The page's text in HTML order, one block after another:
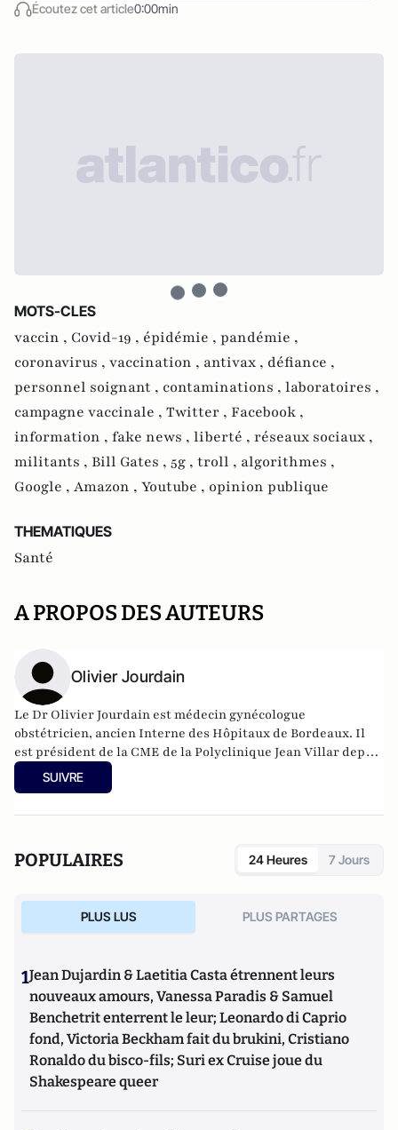
Écoutez cet article0:00min
MOTS-CLES
vaccin , Covid-19 , épidémie , pandémie ,
coronavirus , vaccination , antivax , défiance ,
personnel soignant , contaminations , laboratoires ,
campagne vaccinale , Twitter , Facebook ,
information , fake news , liberté , réseaux sociaux ,
militants , Bill Gates , 5g , troll , algorithmes ,
Google , Amazon , Youtube , opinion publique
THEMATIQUES
Santé
A PROPOS DES AUTEURS
Olivier Jourdain
Le Dr Olivier Jourdain est médecin gynécologue
obstétricien, ancien Interne des Hôpitaux de Bordeaux. Il
est président de la CME de la Polyclinique Jean Villar depuis
2006, de la Commission Spécialisée d’Offre de Soins (CSOS-
CRSA) Nouvelle Aquitaine depuis 2015 et de la Conférence
SUIVRE
POPULAIRES 24 Heures 7 Jours
PLUS LUS PLUS PARTAGES
1Jean Dujardin & Laetitia Casta étrennent leurs
nouveaux amours, Vanessa Paradis & Samuel
Benchetrit enterrent le leur; Leonardo di Caprio
fond, Victoria Beckham fait du brukini, Cristiano
Ronaldo du bisco-fils; Suri ex Cruise joue du
Shakespeare queer